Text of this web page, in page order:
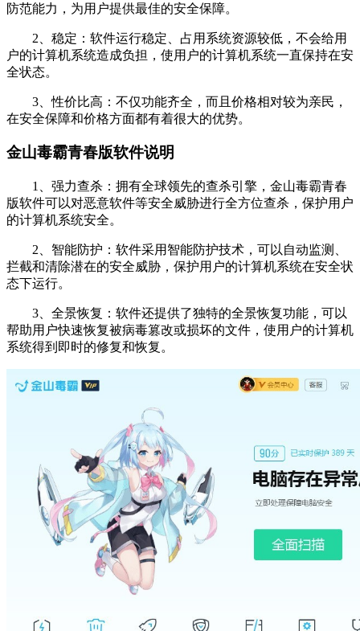
防范能力，为用户提供最佳的安全保障。
2、稳定：软件运行稳定、占用系统资源较低，不会给用
户的计算机系统造成负担，使用户的计算机系统一直保持在安
全状态。
3、性价比高：不仅功能齐全，而且价格相对较为亲民，
在安全保障和价格方面都有着很大的优势。
金山毒霸青春版软件说明
1、强力查杀：拥有全球领先的查杀引擎，金山毒霸青春
版软件可以对恶意软件等安全威胁进行全方位查杀，保护用户
的计算机系统安全。
2、智能防护：软件采用智能防护技术，可以自动监测、
拦截和清除潜在的安全威胁，保护用户的计算机系统在安全状
态下运行。
3、全景恢复：软件还提供了独特的全景恢复功能，可以
帮助用户快速恢复被病毒篡改或损坏的文件，使用户的计算机
系统得到即时的修复和恢复。